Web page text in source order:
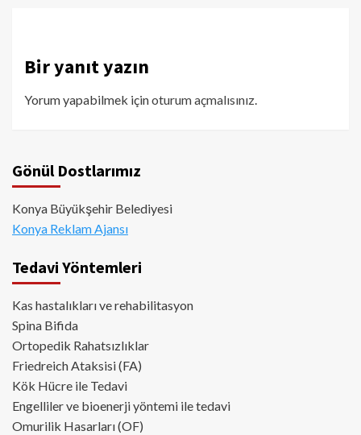
Bir yanıt yazın
Yorum yapabilmek içinoturum açmalısınız.
Gönül Dostlarımız
Konya Büyükşehir Belediyesi
Konya Reklam Ajansı
Tedavi Yöntemleri
Kas hastalıkları ve rehabilitasyon
Spina Bifida
Ortopedik Rahatsızlıklar
Friedreich Ataksisi (FA)
Kök Hücre ile Tedavi
Engelliler ve bioenerji yöntemi ile tedavi
Omurilik Hasarları (OF)